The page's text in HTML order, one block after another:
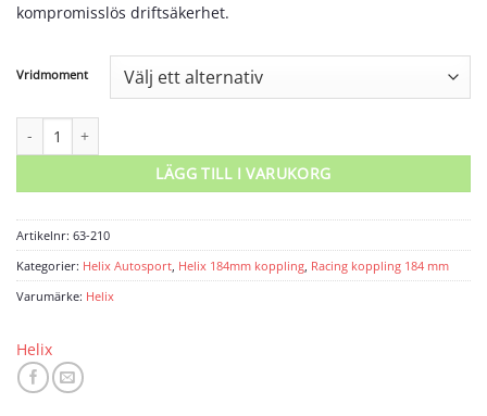
kompromisslös driftsäkerhet.
Vridmoment
LÄGG TILL I VARUKORG
Artikelnr: 63-210
Kategorier: Helix Autosport Helix 184mm koppling Racing koppling 184 mm
Varumärke: Helix
Helix